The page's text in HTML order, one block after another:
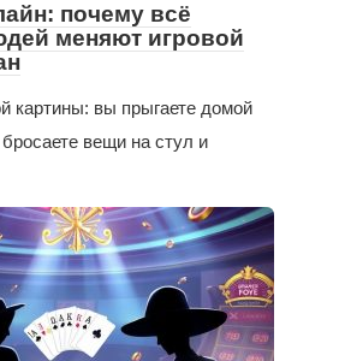
почему всё
меняют игровой
картины: вы прыгаете домой
вещи на стул и